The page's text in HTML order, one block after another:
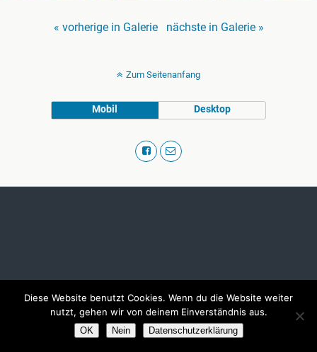
« vorherige in Galerie nächste in Galerie »
Zum Seitenanfang
Mobil Desktop
Diese Website benutzt Cookies. Wenn du die Website weiter
nutzt, gehen wir von deinem Einverständnis aus.
OK Nein Datenschutzerklärung